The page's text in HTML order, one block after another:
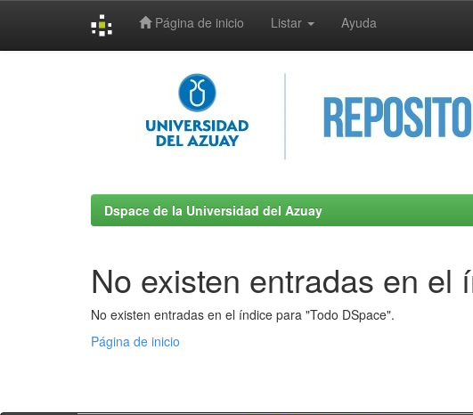
Página de inicio Listar Ayuda
Dspace de la Universidad del Azuay
No existen entradas en el
No existen entradas en el índice para "Todo DSpace".
Página de inicio